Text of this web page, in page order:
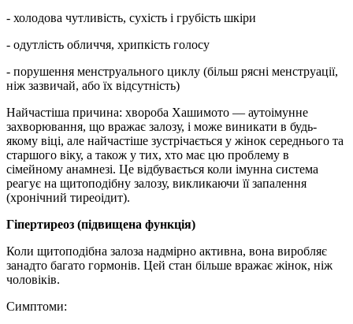
- холодова чутливість, сухість і грубість шкіри
- одутлість обличчя, хрипкість голосу
- порушення менструального циклу (більш рясні менструації,
ніж зазвичай, або їх відсутність)
Найчастіша причина: хвороба Хашимото — аутоімунне
захворювання, що вражає залозу, і може виникати в будь-
якому віці, але найчастіше зустрічається у жінок середнього та
старшого віку, а також у тих, хто має цю проблему в
сімейному анамнезі. Це відбувається коли імунна система
реагує на щитоподібну залозу, викликаючи її запалення
(хронічний тиреоідит).
Гіпертиреоз (підвищена функція)
Коли щитоподібна залоза надмірно активна, вона виробляє
занадто багато гормонів. Цей стан більше вражає жінок, ніж
чоловіків.
Симптоми: